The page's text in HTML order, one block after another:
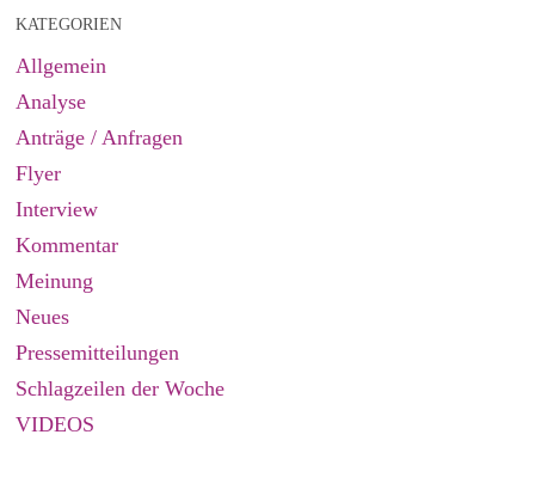
KATEGORIEN
Allgemein
Analyse
Anträge / Anfragen
Flyer
Interview
Kommentar
Meinung
Neues
Pressemitteilungen
Schlagzeilen der Woche
VIDEOS